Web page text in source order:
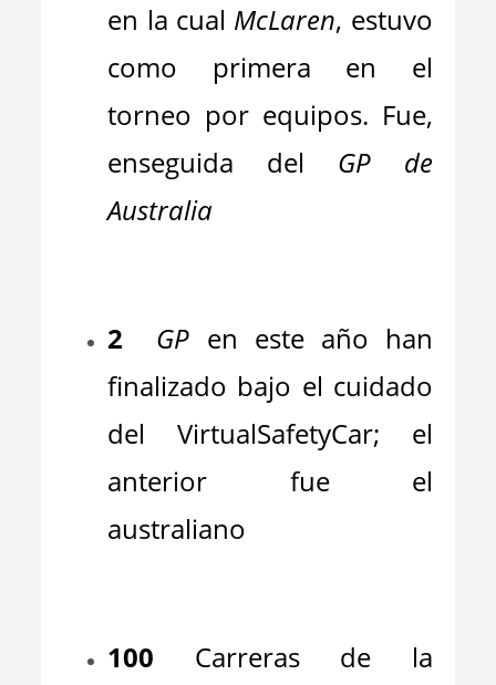
en la cual McLaren, estuvo
como primera en el
torneo por equipos. Fue,
enseguida del GP de
Australia
2
GP en este año han
finalizado bajo el cuidado
del VirtualSafetyCar; el
anterior fue el
australiano
100 Carreras de la